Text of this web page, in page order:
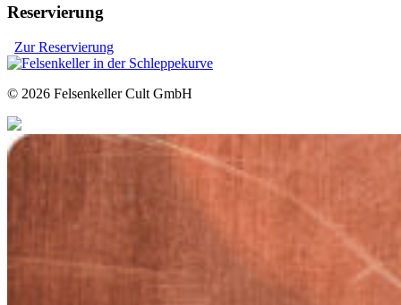
Reservierung
Zur Reservierung
© 2026 Felsenkeller Cult GmbH